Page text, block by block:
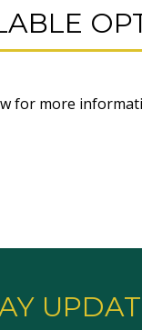
for more